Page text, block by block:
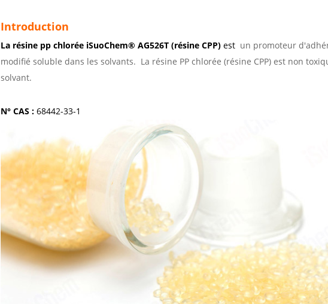
Introduction
La résine pp chlorée iSuoChem® AG526T (résine CPP)estun promoteur
modifié soluble dans les solvants. La résine PP chlorée (résine CPP) est non
solvant.
N° CAS :68442-33-1